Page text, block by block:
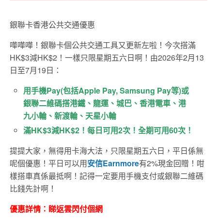
銀聯卡香港公共交通優惠
嘩嘩嘩！銀聯卡個公共交通工具又更新左啦！今次搭滿
HK$3減HK$2！一樣只限星期五六日啊！由2026年2月13
日至7月19日 ：
用手機Pay(包括Apple Pay, Samsung Pay等)或
銀聯二維碼搭港鐵、龍運、城巴、香港電車、港
九小輪、新渡輪、天星小輪
滿HK$3減HK$2！每日可用2次！全期可用60次！
提提大家，無得用卡海大法，只限星期五六日，平日係無
呢個優惠！平日可以用安信Earnmore有2%現金回贈！咁
樣搭車真係最抵啊！記得一定要用手機支付或銀聯二維碼
比錢先計啊！
優惠詳情：睇返雲閃付個網